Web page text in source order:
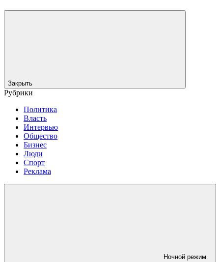
Закрыть
Рубрики
Политика
Власть
Интервью
Общество
Бизнес
Люди
Спорт
Реклама
Ночной режим